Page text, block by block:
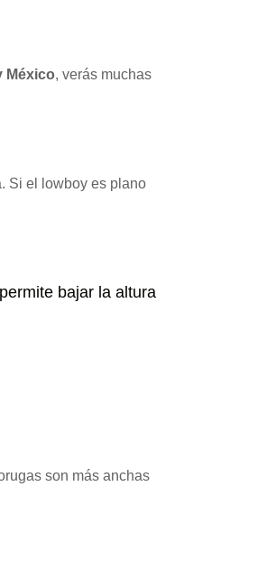
México, verás muchas
Si el lowboy es plano
bajar la altura
son más anchas